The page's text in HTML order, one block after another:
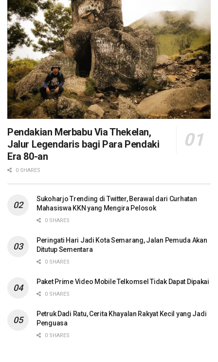
Pendakian Merbabu Via Thekelan,
Jalur Legendaris bagi Para Pendaki
Era 80-an
0 SHARES
Sukoharjo Trending di Twitter, Berawal dari Curhatan
Mahasiswa KKN yang Mengira Pelosok
0 SHARES
Peringati Hari Jadi Kota Semarang, Jalan Pemuda Akan
Ditutup Sementara
0 SHARES
Paket Prime Video Mobile Telkomsel Tidak Dapat Dipakai
0 SHARES
Petruk Dadi Ratu, Cerita Khayalan Rakyat Kecil yang Jadi
Penguasa
0 SHARES